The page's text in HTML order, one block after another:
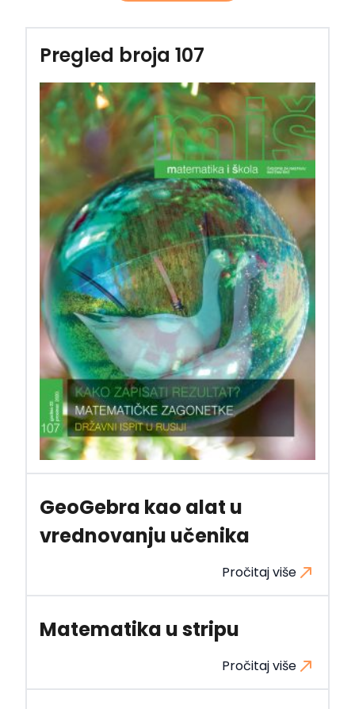
Pregled broja 107
GeoGebra kao alat u
vrednovanju učenika
Pročitaj više
Matematika u stripu
Pročitaj više